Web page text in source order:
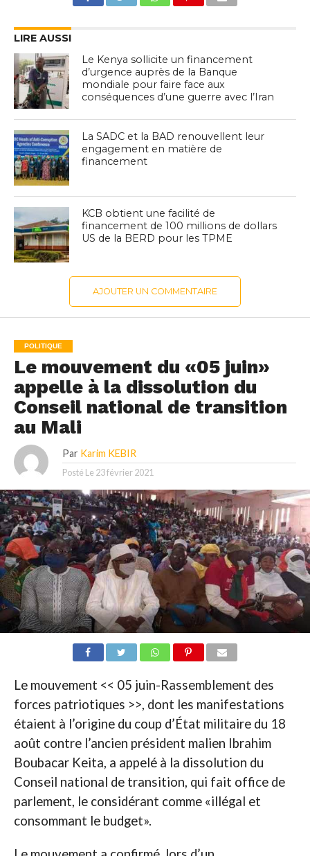
LIRE AUSSI
Le Kenya sollicite un financement
d’urgence auprès de la Banque
mondiale pour faire face aux
conséquences d’une guerre avec l’Iran
La SADC et la BAD renouvellent leur
engagement en matière de
financement
KCB obtient une facilité de
financement de 100 millions de dollars
US de la BERD pour les TPME
AJOUTER UN COMMENTAIRE
POLITIQUE
Le mouvement du «05 juin»
appelle à la dissolution du
Conseil national de transition
au Mali
Par Karim KEBIR
Posté Le 23 février 2021
Le mouvement << 05 juin-Rassemblement des
forces patriotiques >>, dont les manifestations
étaient à l’origine du coup d’État militaire du 18
août contre l’ancien président malien Ibrahim
Boubacar Keita, a appelé à la dissolution du
Conseil national de transition, qui fait office de
parlement, le considérant comme «illégal et
consommant le budget».